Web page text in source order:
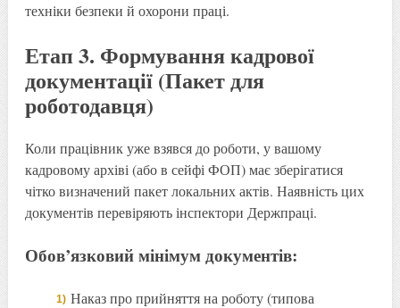
техніки безпеки й охорони праці.
Етап 3. Формування кадрової
документації (Пакет для
роботодавця)
Коли працівник уже взявся до роботи, у вашому
кадровому архіві (або в сейфі ФОП) має зберігатися
чітко визначений пакет локальних актів. Наявність цих
документів перевіряють інспектори Держпраці.
Обов’язковий мінімум документів:
Наказ про прийняття на роботу (типова